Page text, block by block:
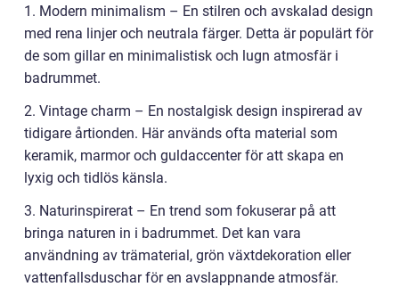
1. Modern minimalism – En stilren och avskalad design
med rena linjer och neutrala färger. Detta är populärt för
de som gillar en minimalistisk och lugn atmosfär i
badrummet.
2. Vintage charm – En nostalgisk design inspirerad av
tidigare årtionden. Här används ofta material som
keramik, marmor och guldaccenter för att skapa en
lyxig och tidlös känsla.
3. Naturinspirerat – En trend som fokuserar på att
bringa naturen in i badrummet. Det kan vara
användning av trämaterial, grön växtdekoration eller
vattenfallsduschar för en avslappnande atmosfär.